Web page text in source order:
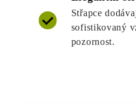
Střapce
sofistikovaný
pozornost.